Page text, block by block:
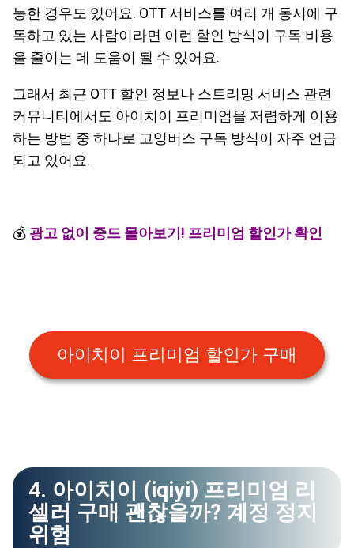
능한 경우도 있어요. OTT 서비스를 여러 개 동시에 구
독하고 있는 사람이라면 이런 할인 방식이 구독 비용
을 줄이는 데 도움이 될 수 있어요.
그래서 최근 OTT 할인 정보나 스트리밍 서비스 관련
커뮤니티에서도 아이치이 프리미엄을 저렴하게 이용
하는 방법 중 하나로 고잉버스 구독 방식이 자주 언급
되고 있어요.
💰 광고 없이 중드 몰아보기! 프리미엄 할인가 확인
아이치이 프리미엄 할인가 구매
4. 아이치이 (iqiyi) 프리미엄 리
셀러 구매 괜찮을까? 계정 정지
위험